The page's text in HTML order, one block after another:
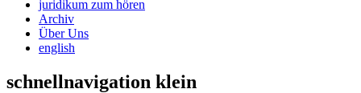
juridikum zum hören
Archiv
Über Uns
english
schnellnavigation klein